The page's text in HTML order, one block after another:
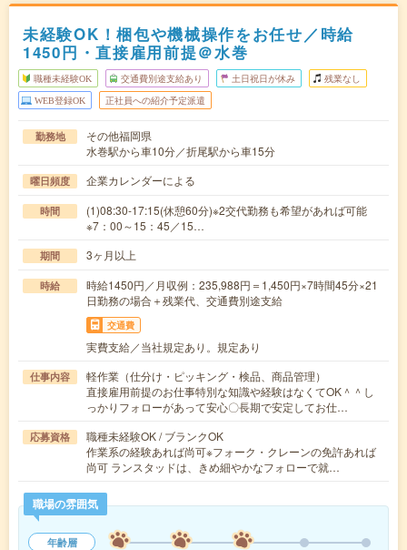
未経験OK！梱包や機械操作をお任せ／時給
1450円・直接雇用前提＠水巻
職種未経験OK 交通費別途支給あり 土日祝日が休み 残業なし
WEB登録OK 正社員への紹介予定派遣
勤務地
その他福岡県
水巻駅から車10分／折尾駅から車15分
曜日頻度 企業カレンダーによる
時間
(1)08:30-17:15(休憩60分)※2交代勤務も希望があれば可能
※7：00～15：45／15…
期間 3ヶ月以上
時給
時給1450円／月収例：235,988円＝1,450円×7時間45分×21
日勤務の場合＋残業代、交通費別途支給
交通費
実費支給／当社規定あり。規定あり
仕事内容
軽作業（仕分け・ピッキング・検品、商品管理）
直接雇用前提のお仕事特別な知識や経験はなくてOK＾＾し
っかりフォローがあって安心〇長期で安定してお仕…
応募資格
職種未経験OK / ブランクOK
作業系の経験あれば尚可※フォーク・クレーンの免許あれば
尚可 ランスタッドは、きめ細やかなフォローで就…
職場の雰囲気
年齢層